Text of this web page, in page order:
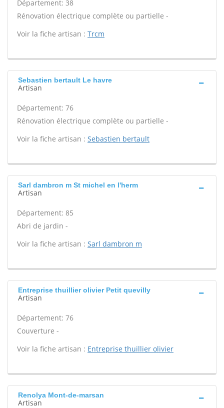
Département: 38
Rénovation électrique complète ou partielle -
Voir la fiche artisan : Trcm
Sebastien bertault Le havre
Artisan
Département: 76
Rénovation électrique complète ou partielle -
Voir la fiche artisan : Sebastien bertault
Sarl dambron m St michel en l'herm
Artisan
Département: 85
Abri de jardin -
Voir la fiche artisan : Sarl dambron m
Entreprise thuillier olivier Petit quevilly
Artisan
Département: 76
Couverture -
Voir la fiche artisan : Entreprise thuillier olivier
Renolya Mont-de-marsan
Artisan